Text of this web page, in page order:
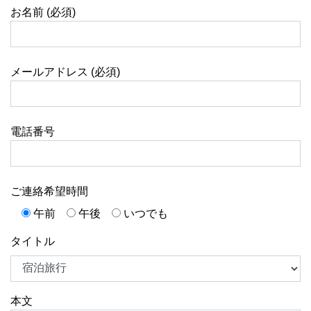
お名前 (必須)
メールアドレス (必須)
電話番号
ご連絡希望時間
午前
午後 いつでも
タイトル
本文